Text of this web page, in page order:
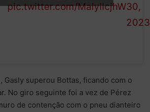
pic.twitter.com/MalyllcjhW30,
2023
Gasly superou Bottas, ficando com o
No giro seguinte foi a vez de Pérez
de contenção com o pneu dianteiro